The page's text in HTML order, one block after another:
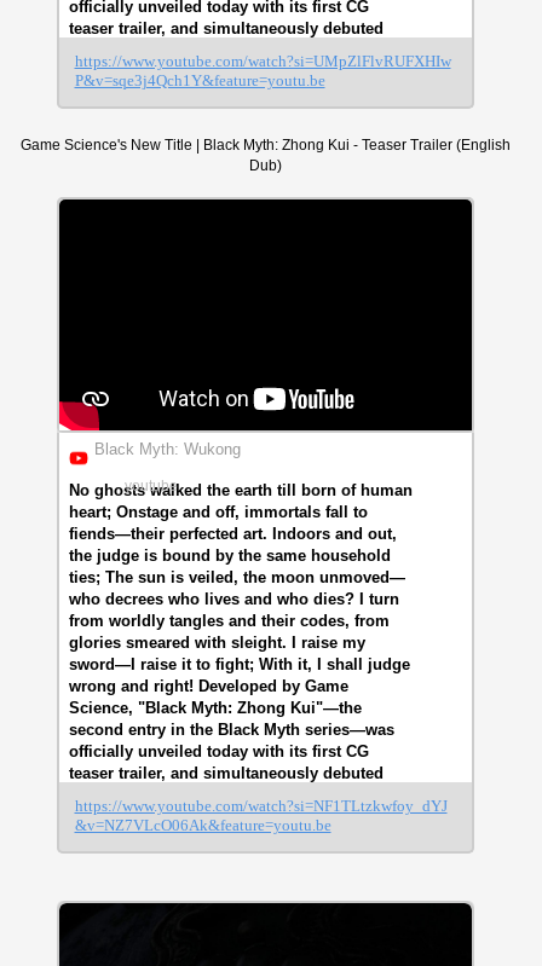
officially unveiled today with its first CG
teaser trailer, and simultaneously debuted
This single-player action role-playing game
draws its primary creative inspiration from
the famed Chinese folk figure "Zhong Kui".
As the project is still in early development,
no in-game footage is available at this time.
https://www.gamesci.cn/zhongkui
https://www.youtube.com/watch?si=UMpZlFlvRUFXHIw
P&v=sqe3j4Qch1Y&feature=youtu.be
Game Science's New Title | Black Myth: Zhong Kui - Teaser Trailer (English
Dub)
Black Myth: Wukong
youtube
No ghosts walked the earth till born of human
heart; Onstage and off, immortals fall to
fiends—their perfected art. Indoors and out,
the judge is bound by the same household
ties; The sun is veiled, the moon unmoved—
who decrees who lives and who dies? I turn
from worldly tangles and their codes, from
glories smeared with sleight. I raise my
sword—I raise it to fight; With it, I shall judge
wrong and right! Developed by Game
Science, "Black Myth: Zhong Kui"—the
second entry in the Black Myth series—was
officially unveiled today with its first CG
teaser trailer, and simultaneously debuted
This single-player action role-playing game
draws its primary creative inspiration from
the famed Chinese folk figure "Zhong Kui".
no in-game footage is available at this time.
https://www.youtube.com/watch?si=NF1TLtzkwfoy_dYJ
&v=NZ7VLcO06Ak&feature=youtu.be